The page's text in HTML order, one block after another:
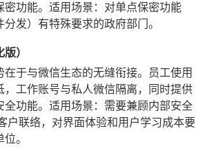
密功能。适用场景：对单点保密功能
分发）有特殊要求的政府部门。
）
在于与微信生态的无缝衔接。员工使用
，工作账号与私人微信隔离，同时提供
全功能。适用场景：需要兼顾内部安全
户联络，对界面体验和用户学习成本要
。